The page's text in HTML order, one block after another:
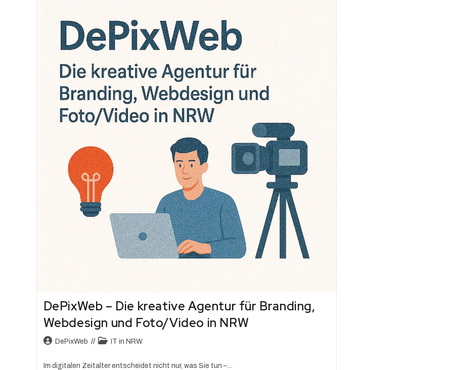
DePixWeb – Die kreative Agentur für Branding,
Webdesign und Foto/Video in NRW
DePixWeb IT in NRW
Im digitalen Zeitalter entscheidet nicht nur, was Sie tun –…